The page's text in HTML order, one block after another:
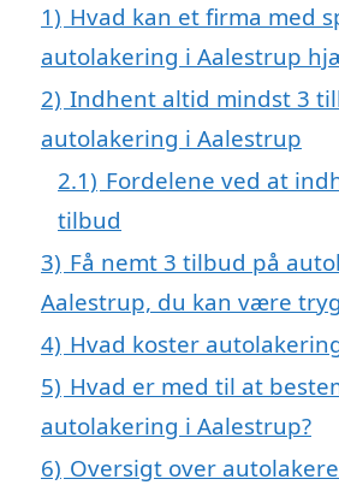
1) Hvad kan et firma med
autolakering i Aalestrup
2) Indhent altid mindst 3
autolakering i Aalestrup
2.1) Fordelene ved at
tilbud
3) Få nemt 3 tilbud på
Aalestrup, du kan være
4) Hvad koster
5) Hvad er med til at
autolakering i Aalestrup?
6) Oversigt over